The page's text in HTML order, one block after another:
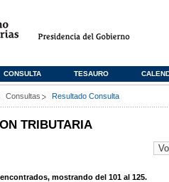
CONSULTA TESAURO
Consultas Resultado Consulta
TRIBUTARIA
mostrando del 101 al 125.